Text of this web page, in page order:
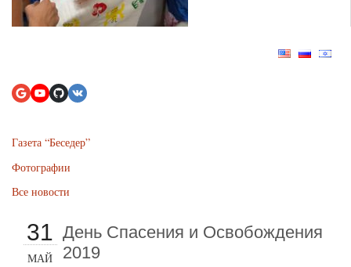
Газета “Беседер”
Фотографии
Все новости
31
МАЙ
День Спасения и Освобождения
2019